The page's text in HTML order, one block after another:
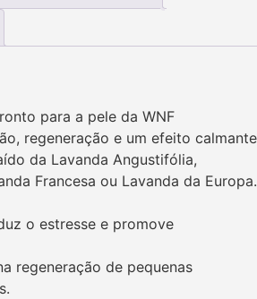
para a pele da WNF
regeneração e um efeito calmante
da Lavanda Angustifólia,
Francesa ou Lavanda da Europa.
o estresse e promove
regeneração de pequenas